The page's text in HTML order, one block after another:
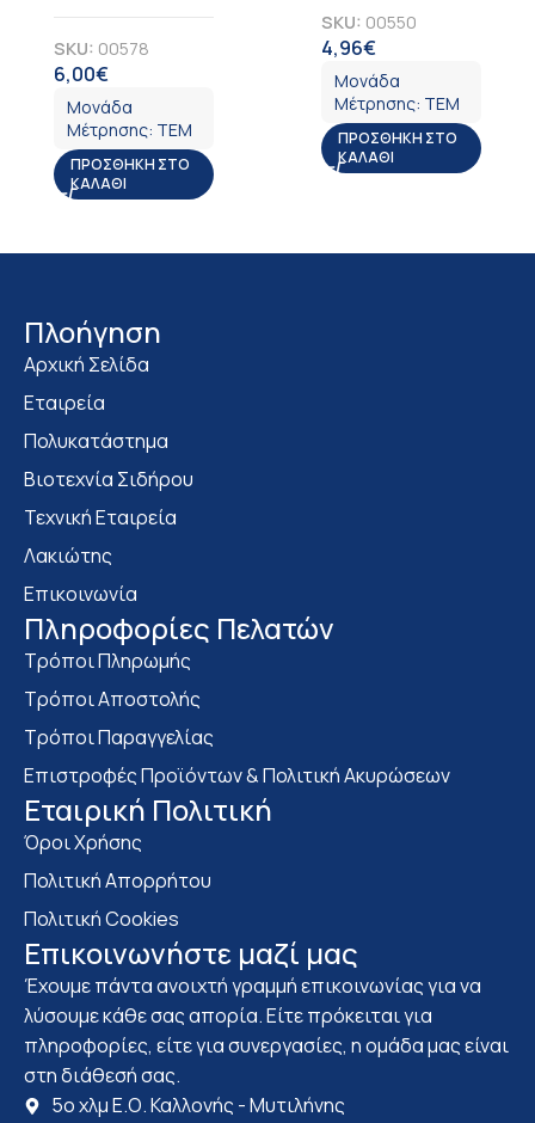
SKU: 00578
6,00€
Μονάδα
Μέτρησης: ΤΕΜ
ΠΡΟΣΘΉΚΗ ΣΤΟ
ΚΑΛΆΘΙ
SKU: 00550
4,96€
Μονάδα
Μέτρησης: ΤΕΜ
ΠΡΟΣΘΉΚΗ ΣΤΟ
ΚΑΛΆΘΙ
Πλοήγηση
Αρχική Σελίδα
Εταιρεία
Πολυκατάστημα
Bιοτεχνία Σιδήρου
Τεχνική Εταιρεία
Λακιώτης
Επικοινωνία
Πληροφορίες Πελατών
Τρόποι Πληρωμής
Τρόποι Αποστολής
Τρόποι Παραγγελίας
Επιστροφές Προϊόντων & Πολιτική Ακυρώσεων
Eταιρική Πολιτική
Όροι Χρήσης
Πολιτική Απορρήτου
Πολιτική Cookies
Επικοινωνήστε μαζί μας
Έχουμε πάντα ανοιχτή γραμμή επικοινωνίας για να
λύσουμε κάθε σας απορία. Είτε πρόκειται για
πληροφορίες, είτε για συνεργασίες, η ομάδα μας είναι
στη διάθεσή σας.
5ο χλμ Ε.Ο. Καλλονής - Μυτιλήνης